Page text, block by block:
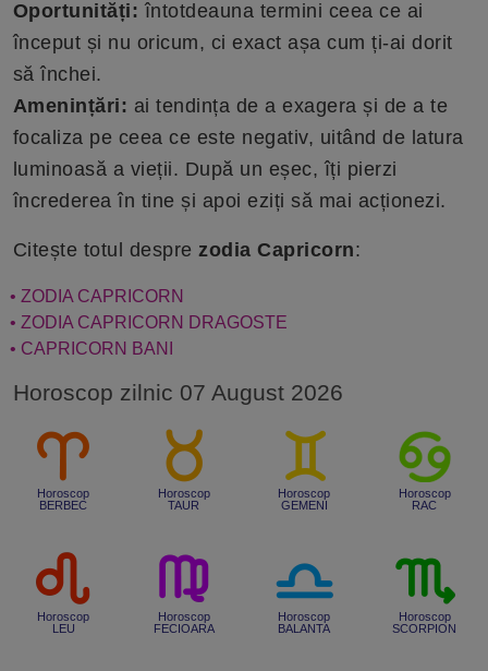
Oportunități: întotdeauna termini ceea ce ai
început și nu oricum, ci exact așa cum ți-ai dorit
să închei.
Amenințări: ai tendința de a exagera și de a te
focaliza pe ceea ce este negativ, uitând de latura
luminoasă a vieții. După un eșec, îți pierzi
încrederea în tine și apoi eziți să mai acționezi.
Citește totul desprezodia Capricorn:
• ZODIA CAPRICORN
• ZODIA CAPRICORN DRAGOSTE
• CAPRICORN BANI
Horoscop zilnic 07 August 2026
Horoscop
BERBEC
Horoscop
TAUR
Horoscop
GEMENI
Horoscop
RAC
Horoscop
LEU
Horoscop
FECIOARA
Horoscop
BALANTA
Horoscop
SCORPION